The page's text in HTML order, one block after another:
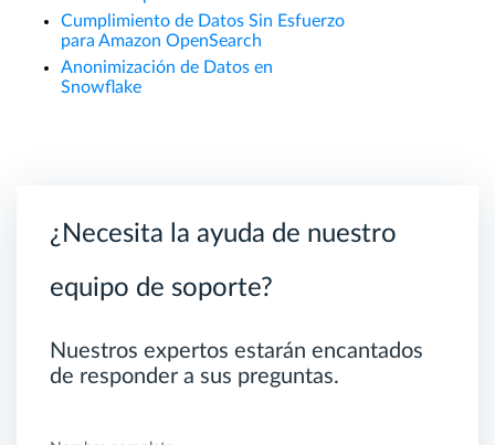
Cumplimiento de Datos Sin Esfuerzo
para Amazon OpenSearch
Anonimización de Datos en
Snowflake
¿Necesita la ayuda de nuestro
equipo de soporte?
Nuestros expertos estarán encantados
de responder a sus preguntas.